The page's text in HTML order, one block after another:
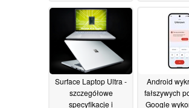
Surface Laptop Ultra -
szczegółowe
specyfikacje i
Android
fałszywych
Google